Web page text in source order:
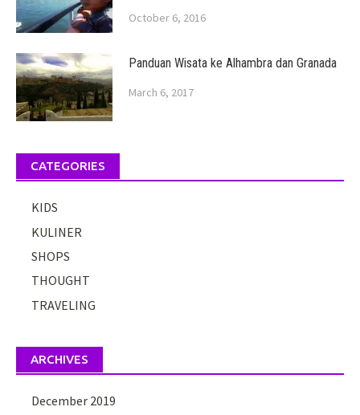
October 6, 2016
Panduan Wisata ke Alhambra dan Granada
March 6, 2017
CATEGORIES
KIDS
KULINER
SHOPS
THOUGHT
TRAVELING
ARCHIVES
December 2019